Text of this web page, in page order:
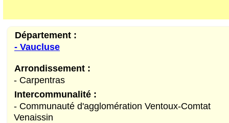
Département :
- Vaucluse
Arrondissement :
- Carpentras
Intercommunalité :
- Communauté d'agglomération Ventoux-Comtat
Venaissin